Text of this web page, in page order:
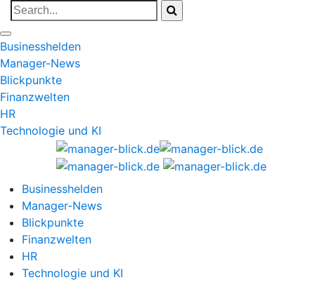
Businesshelden
Manager-News
Blickpunkte
Finanzwelten
HR
Technologie und KI
Businesshelden
Manager-News
Blickpunkte
Finanzwelten
HR
Technologie und KI